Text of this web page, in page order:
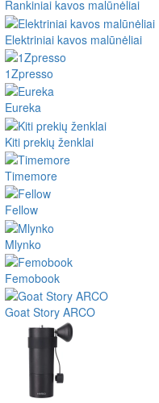
Rankiniai kavos malūnėliai
Elektriniai kavos malūnėliai
1Zpresso
Eureka
Kiti prekių ženklai
Timemore
Fellow
Mlynko
Femobook
Goat Story ARCO